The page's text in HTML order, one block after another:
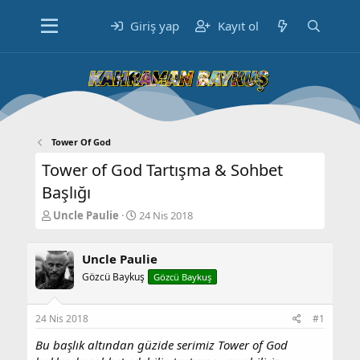
Giriş yap Kayıt ol
Tower Of God
Tower of God Tartışma & Sohbet
Başlığı
K
b
u
y
u
b
ş
Uncle Paulie
B
l
a
n
g
t
24 Nis 2018
Uncle Paulie
Gözcü Baykuş Gözcü Baykuş
24 Nis 2018 #1
Bu başlık altından güzide serimiz Tower of God